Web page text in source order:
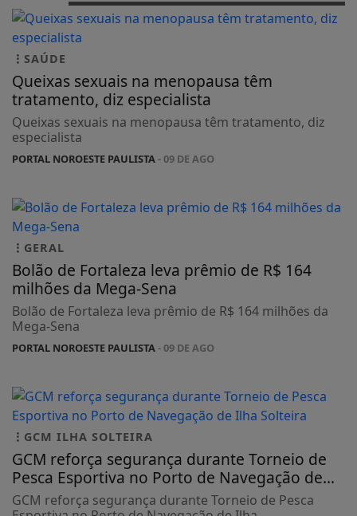
SAÚDE
Queixas sexuais na menopausa têm
tratamento, diz especialista
Queixas sexuais na menopausa têm tratamento, diz
especialista
PORTAL NOROESTE PAULISTA- 09 DE AGO
GERAL
Bolão de Fortaleza leva prêmio de R$ 164
milhões da Mega-Sena
Bolão de Fortaleza leva prêmio de R$ 164 milhões da
Mega-Sena
PORTAL NOROESTE PAULISTA- 09 DE AGO
GCM ILHA SOLTEIRA
GCM reforça segurança durante Torneio de
Pesca Esportiva no Porto de Navegação de...
GCM reforça segurança durante Torneio de Pesca